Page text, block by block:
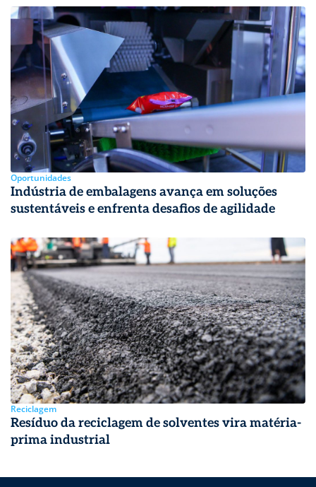
Oportunidades
Indústria de embalagens avança em soluções
sustentáveis e enfrenta desafios de agilidade
Reciclagem
Resíduo da reciclagem de solventes vira matéria-
prima industrial